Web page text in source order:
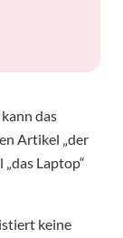
das
Artikel „der
Laptop“
keine